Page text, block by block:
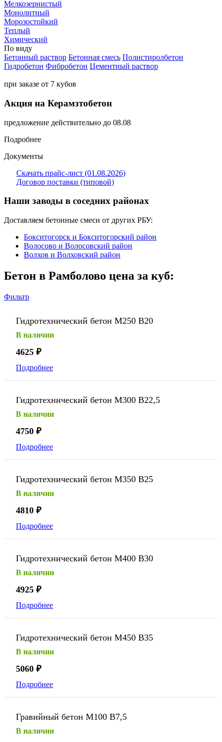
Мелкозернистый
Монолитный
Морозостойкий
Теплый
Химический
По виду
Бетонный раствор Бетонная смесь Полистиролбетон
Гидробетон Фибробетон Цементный раствор
при заказе от 7 кубов
Акция на Керамзтобетон
предложение действительно до 08.08
Подробнее
Документы
Скачать прайс-лист (01.08.2026)
Договор поставки (типовой)
Наши заводы в соседних районах
Доставляем бетонные смеси от других РБУ:
Бокситогорск и Бокситогорский район
Волосово и Волосовский район
Волхов и Волховский район
Бетон в Рамболово цена за куб:
Фильтр
Гидротехнический бетон М250 В20
В наличии
4625 ₽
Подробнее
Гидротехнический бетон М300 В22,5
В наличии
4750 ₽
Подробнее
Гидротехнический бетон М350 В25
В наличии
4810 ₽
Подробнее
Гидротехнический бетон М400 В30
В наличии
4925 ₽
Подробнее
Гидротехнический бетон М450 В35
В наличии
5060 ₽
Подробнее
Гравийный бетон М100 В7,5
В наличии